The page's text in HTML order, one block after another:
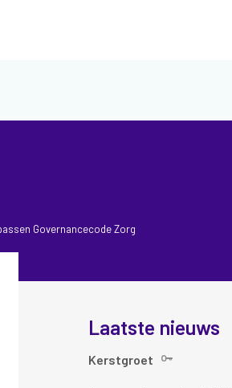
Governancecode Zorg
Laatste nieuws
Kerstgroet